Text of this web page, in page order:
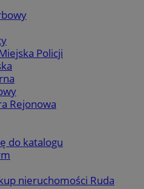
Policji
Rejonowa
do katalogu
nieruchomości Ruda